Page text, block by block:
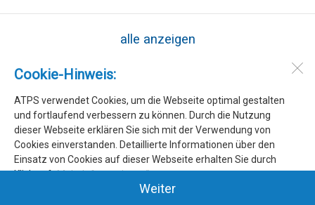
Cookie-Hinweis:
ATPS verwendet Cookies, um die Webseite optimal gestalten
und fortlaufend verbessern zu können. Durch die Nutzung
dieser Webseite erklären Sie sich mit der Verwendung von
Cookies einverstanden. Detaillierte Informationen über den
Einsatz von Cookies auf dieser Webseite erhalten Sie durch
Klick auf„Mehr Informationen“.
Weiter
alle anzeigen
Erna-Scheffler-Straße 1A
51103
Desktop Version
Pencilpoint | creatief in vorm & inhoud |